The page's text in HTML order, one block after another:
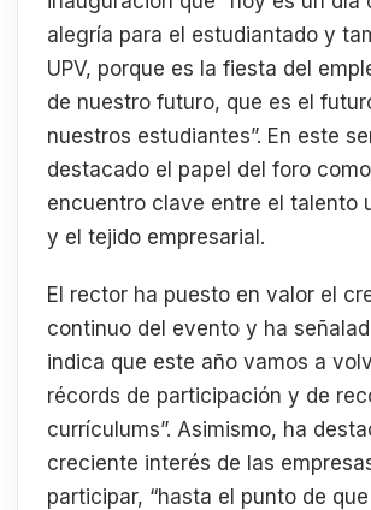
alegría para el estudiantado y
UPV, porque es la fiesta del
de nuestro futuro, que es el
nuestros estudiantes”. En este
destacado el papel del foro
encuentro clave entre el talento
y el tejido empresarial.
El rector ha puesto en valor el
continuo del evento y ha
indica que este año vamos a
récords de participación y de
currículums”. Asimismo, ha
creciente interés de las
participar, “hasta el punto de que